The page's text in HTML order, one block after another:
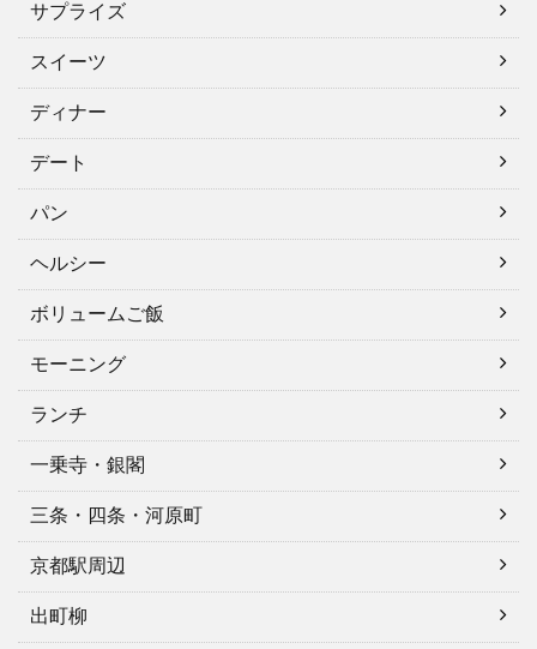
サプライズ
スイーツ
ディナー
デート
パン
ヘルシー
ボリュームご飯
モーニング
ランチ
一乗寺・銀閣
三条・四条・河原町
京都駅周辺
出町柳